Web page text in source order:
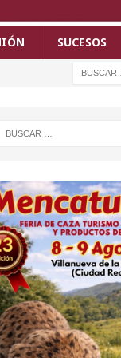
SUCESOS